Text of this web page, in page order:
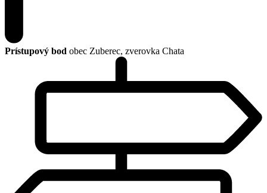
Prístupový bod obec Zuberec, zverovka Chata